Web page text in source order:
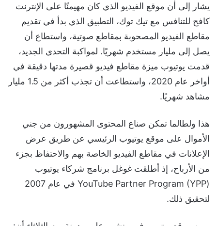
يشار إلى أن موقع الفيديو الذي كان مهيمنًا على الإنترنت
كافح للتنافس مع تيك توك، التطبيق الذي بدأ في تقديم
مقاطع الفيديو المصحوبة بمقاطع صوتية، واستطاع أن
يصل إلى مليار مستخدم شهريًا. لمواكبة التحدي الجديد،
قدمت يوتيوب ميزة مقاطع فيديو قصيرة مدتها دقيقة في
أواخر عام 2020، واستطاعت أن تجذب أكثر من 1.5 مليار
مشاهد شهريًا.
هذا ولطالما تمكن صناع المحتوى المشهورون من جني
الأموال على موقع يوتيوب الرئيسي عن طريق عرض
الإعلانات في مقاطع الفيديو الخاصة بهم والاحتفاظ بجزء
من الأرباح، إذ أطلقت غوغل برنامج شركاء يوتيوب
(YouTube Partner Program (YPP في عام 2007
لتحقيق ذلك.